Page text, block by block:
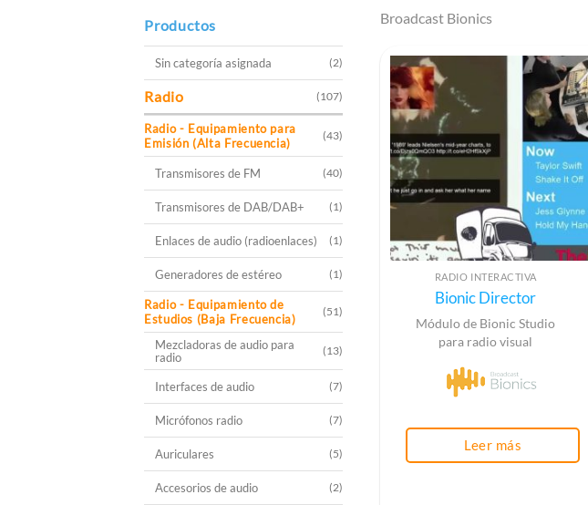
Productos
Sin categoría asignada (2)
Radio (107)
Radio - Equipamiento para
Emisión (Alta Frecuencia)
(43)
Transmisores de FM (40)
Transmisores de DAB/DAB+ (1)
Enlaces de audio (radioenlaces) (1)
Generadores de estéreo (1)
Radio - Equipamiento de
Estudios (Baja Frecuencia)
(51)
Mezcladoras de audio para
radio
(13)
Interfaces de audio (7)
Micrófonos radio (7)
Auriculares (5)
Accesorios de audio (2)
Broadcast Bionics
RADIO INTERACTIVA
Bionic Director
Módulo de Bionic Studio
para radio visual
Leer más